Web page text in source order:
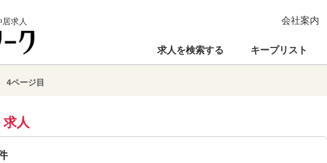
求人 会社案内
求人を検索する キープリスト
4ページ目
人